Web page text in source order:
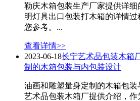
勒庆木箱包装生产厂家提供详
明灯具出口包装打木箱的详情
您参考。...
查看详情>>
2023-06-18长宁艺术品包装木箱
制的木箱包装与内包装设计
油画和雕塑量身定制的木箱包
艺术品包装木箱厂提供介绍，